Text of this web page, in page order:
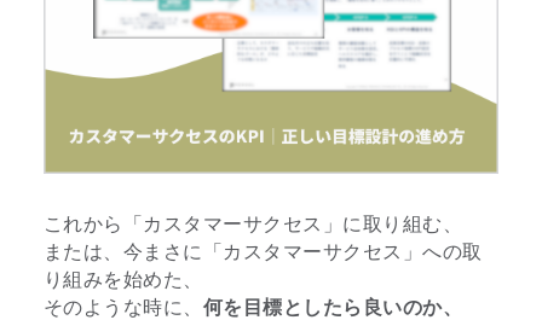
これから「カスタマーサクセス」に取り組む、
または、今まさに「カスタマーサクセス」への取
り組みを始めた、
そのような時に、 何を目標としたら良いのか、